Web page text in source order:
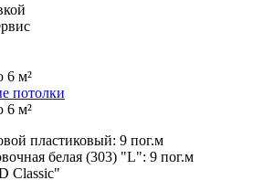
6 м²
6 м²
пластиковый: 9 пог.м
белая (303) "L": 9 пог.м
Classic"